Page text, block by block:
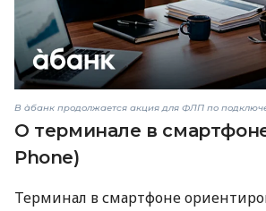
В àбанк продолжается акция для ФЛП по
О терминале в
Phone)
Терминал в смартфоне